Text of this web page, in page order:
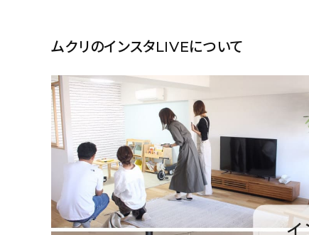
ムクリのインスタLIVEについて